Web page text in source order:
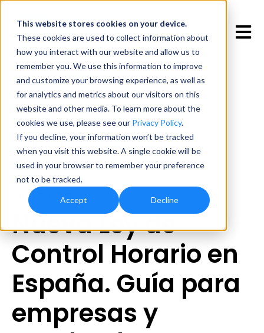
This website stores cookies on your device.
These cookies are used to collect information about
how you interact with our website and allow us to
remember you. We use this information to improve
and customize your browsing experience, as well as
for analytics and metrics about our visitors on this
website and other media. To learn more about the
cookies we use, please see our Privacy Policy.
If you decline, your information won’t be tracked
when you visit this website. A single cookie will be
used in your browser to remember your preference
not to be tracked.
Accept Decline
All posts
April 29, 2025
Nueva Ley de
Control Horario en
España. Guía para
empresas y